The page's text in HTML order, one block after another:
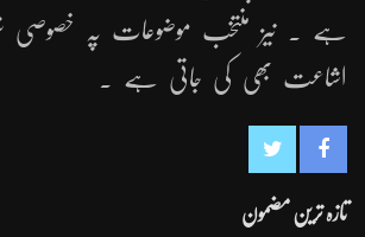
ہے ۔ نیز منتخب موضوعات پہ خصوصی
اشاعت بھی کی جاتی ہے ۔
تازہ ترین مضمون